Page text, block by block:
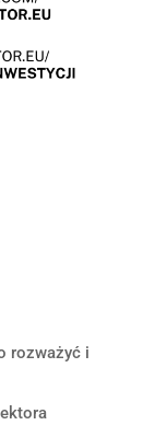
rozważyć i